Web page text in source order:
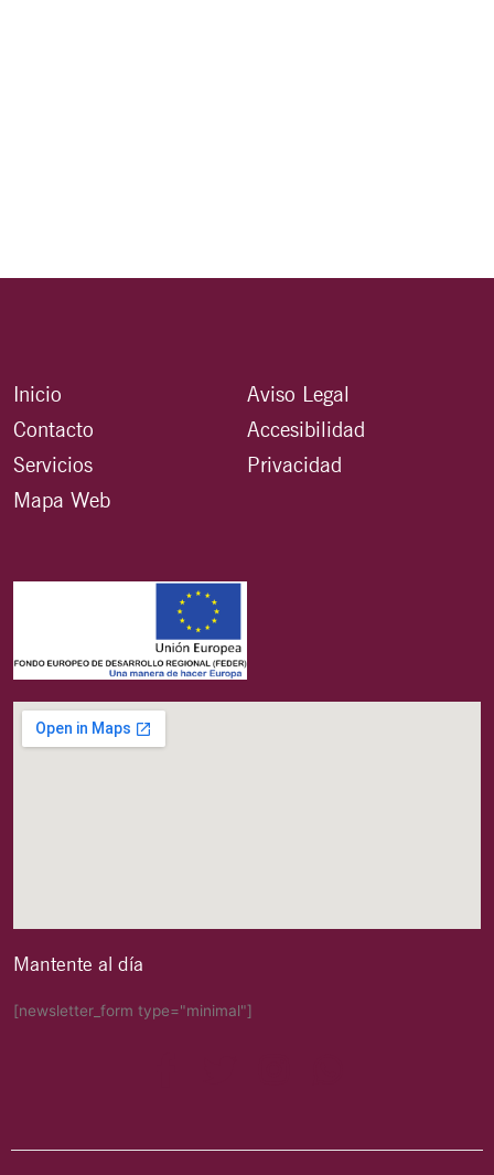
Inicio
Contacto
Servicios
Mapa Web
Aviso Legal
Accesibilidad
Privacidad
Mantente al día
[newsletter_form type="minimal"]